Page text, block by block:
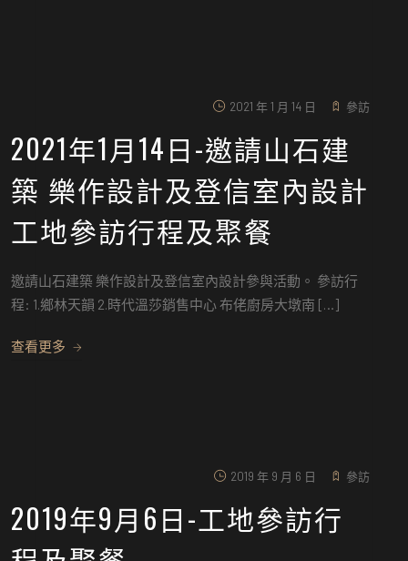
2021 年 1 月 14 日 參訪
2021年1月14日-邀請山石建
築 樂作設計及登信室內設計
工地參訪行程及聚餐
邀請山石建築 樂作設計及登信室內設計參與活動。 參訪行
程: 1.鄉林天韻 2.時代溫莎銷售中心 布佬廚房大墩南 […]
查看更多
2019 年 9 月 6 日 參訪
2019年9月6日-工地參訪行